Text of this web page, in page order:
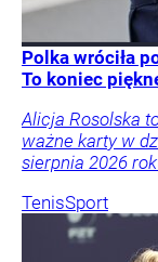
Polka wróciła
To koniec
Alicja Rosolska
ważne karty w
sierpnia 2026
TenisSport